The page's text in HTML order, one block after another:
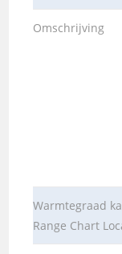
Omschrijving
Warmtegraad
Range Chart